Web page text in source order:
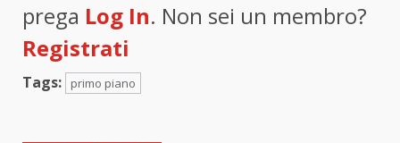
prega Log In. Non sei un membro?
Registrati
Tags: primo piano